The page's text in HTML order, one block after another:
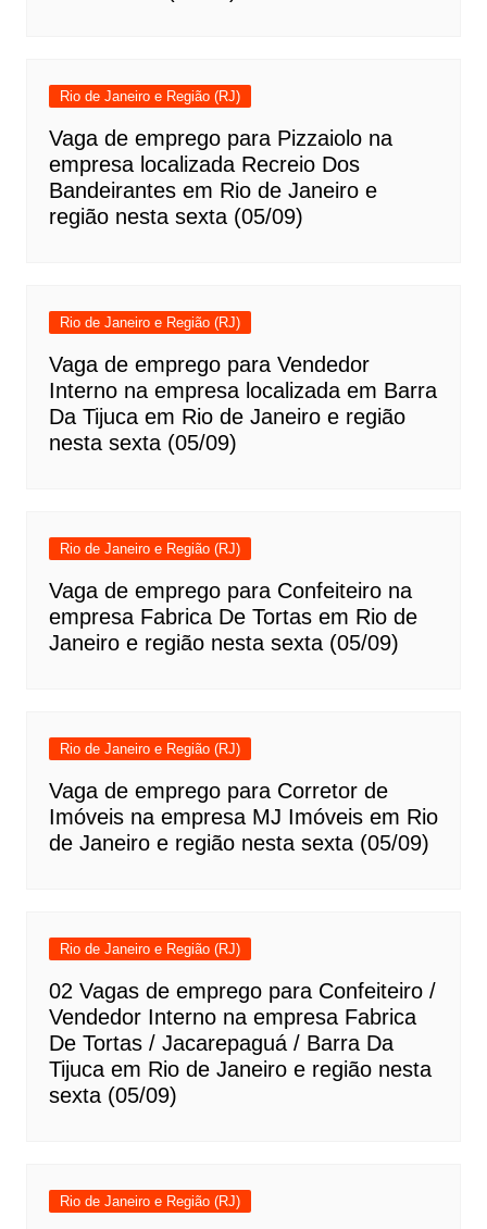
Rio de Janeiro e Região (RJ)
Vaga de emprego para Pizzaiolo na
empresa localizada Recreio Dos
Bandeirantes em Rio de Janeiro e
região nesta sexta (05/09)
Rio de Janeiro e Região (RJ)
Vaga de emprego para Vendedor
Interno na empresa localizada em Barra
Da Tijuca em Rio de Janeiro e região
nesta sexta (05/09)
Rio de Janeiro e Região (RJ)
Vaga de emprego para Confeiteiro na
empresa Fabrica De Tortas em Rio de
Janeiro e região nesta sexta (05/09)
Rio de Janeiro e Região (RJ)
Vaga de emprego para Corretor de
Imóveis na empresa MJ Imóveis em Rio
de Janeiro e região nesta sexta (05/09)
Rio de Janeiro e Região (RJ)
02 Vagas de emprego para Confeiteiro /
Vendedor Interno na empresa Fabrica
De Tortas / Jacarepaguá / Barra Da
Tijuca em Rio de Janeiro e região nesta
sexta (05/09)
Rio de Janeiro e Região (RJ)